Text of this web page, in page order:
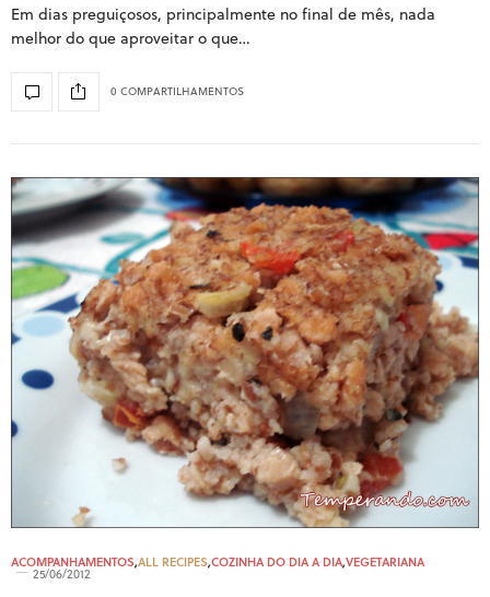
Em dias preguiçosos, principalmente no final de mês, nada
melhor do que aproveitar o que…
0 COMPARTILHAMENTOS
ACOMPANHAMENTOS,ALL RECIPES,COZINHA DO DIA A DIA,VEGETARIANA
25/06/2012